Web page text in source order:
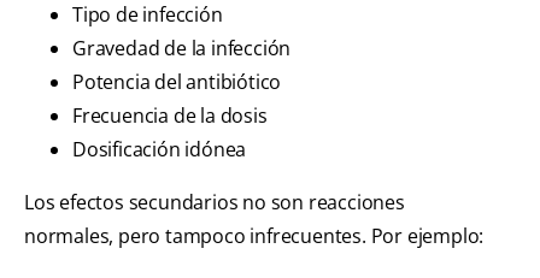
Tipo de infección
Gravedad de la infección
Potencia del antibiótico
Frecuencia de la dosis
Dosificación idónea
Los efectos secundarios no son reacciones
normales, pero tampoco infrecuentes. Por ejemplo: